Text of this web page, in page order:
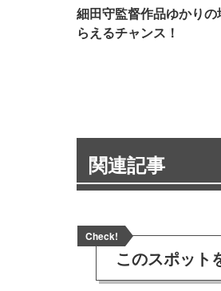
細田守監督作品ゆかり
らえるチャンス！
関連記事
Check!
このスポット